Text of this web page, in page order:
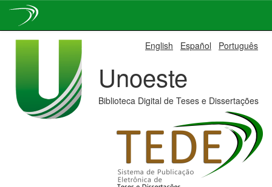
English Español Português
Unoeste
Biblioteca Digital de Teses e Dissertações